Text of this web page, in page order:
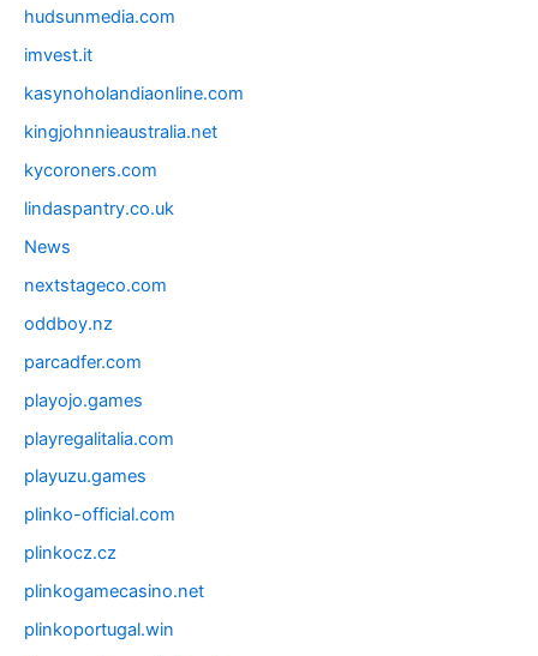
hudsunmedia.com
imvest.it
kasynoholandiaonline.com
kingjohnnieaustralia.net
kycoroners.com
lindaspantry.co.uk
News
nextstageco.com
oddboy.nz
parcadfer.com
playojo.games
playregalitalia.com
playuzu.games
plinko-official.com
plinkocz.cz
plinkogamecasino.net
plinkoportugal.win